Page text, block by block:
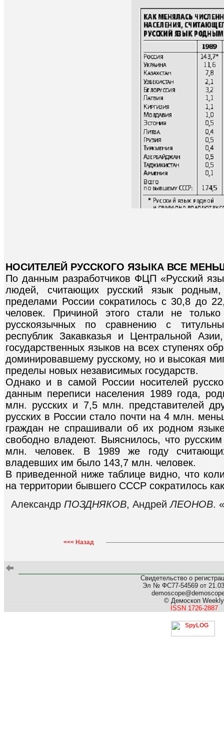
НОСИТЕЛЕЙ РУССКОГО ЯЗЫКА ВСЕ
По данным разработчиков ФЦП «Русский
людей, считающих русский язык
пределами России сократилось с 30,8 до
человек. Причиной этого стали не
русскоязычных по сравнению с
республик Закавказья и Центральной
государственных языков на всех ступенях
доминировавшему русскому, но и высокая
пределы новых независимых государств.
Однако и в самой России носителей
данным переписи населения 1989 года,
млн. русских и 7,5 млн. представителей
русских в России стало почти на 4 млн.
граждан не спрашивали об их родном
свободно владеют. Выяснилось, что
млн. человек. В 1989 же году
владевших им было 143,7 млн. человек.
В приведенной ниже таблице видно, что
на территории бывшего СССР сократилось
Александр ПОЗДНЯКОВ, АндрейЛЕОНОВ.
<<< Назад
Свидетельство о
Эл № ФС77-54569 от
© Демоскоп Weekly
ISSN 1726-2887